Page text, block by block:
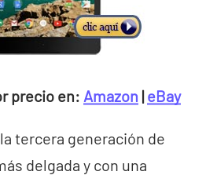
precio en: Amazon |eBay
tercera generación de
delgada y con una